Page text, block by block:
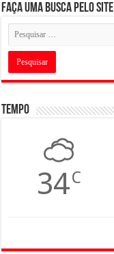
Faça uma busca pelo Site
Tempo
34C